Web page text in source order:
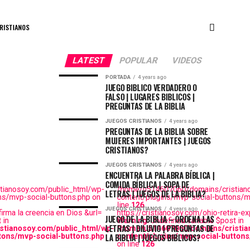
public_html/wp-
mvp-social-buttons.php on
la creencia en Dios &url=
in
public_html/wp-
mvp-social-buttons.php
/home/u514607060/domains/
content/plugins/mvp-social-buttons/
line126
https://cristianosoy.com/ohio-retira-
Warning: Undefined variable $post in
/home/u514607060/domains/
content/plugins/mvp-social-
on line 126
LATEST POPULAR VIDEOS
PORTADA 4 years ago
JUEGO BIBLICO VERDADERO O
FALSO | LUGARES BIBLICOS |
PREGUNTAS DE LA BIBLIA
JUEGOS CRISTIANOS 4 years ago
PREGUNTAS DE LA BIBLIA SOBRE
MUJERES IMPORTANTES | JUEGOS
CRISTIANOS?
JUEGOS CRISTIANOS 4 years ago
ENCUENTRA LA PALABRA BÍBLICA |
COMIDA BÍBLICA | SOPA DE
LETRAS | JUEGOS DE LA BIBLIA?
JUEGOS CRISTIANOS 4 years ago
JUEGO DE LA BIBLIA – ORDENA LAS
LETRAS | DILUVIO | PREGUNTAS DE
LA BIBLIA | JUEGOS BIBLICOS?